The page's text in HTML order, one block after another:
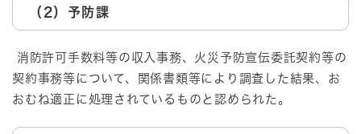
（2）予防課
消防許可手数料等の収入事務、火災予防宣伝委託契約等の
契約事務等について、関係書類等により調査した結果、お
おむね適正に処理されているものと認められた。